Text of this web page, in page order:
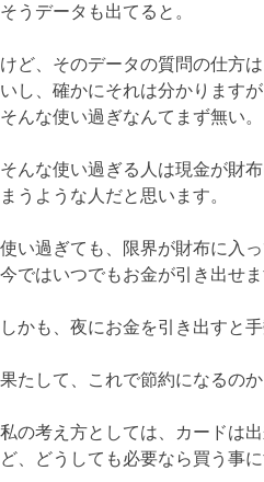
そうデータも出てると。
けど、そのデータの質問の仕方
いし、確かにそれは分かります
そんな使い過ぎなんてまず無い。
そんな使い過ぎる人は現金が財
まうような人だと思います。
使い過ぎても、限界が財布に入
今ではいつでもお金が引き出せま
しかも、夜にお金を引き出すと
果たして、これで節約になるのか
私の考え方としては、カードは
ど、どうしても必要なら買う事に